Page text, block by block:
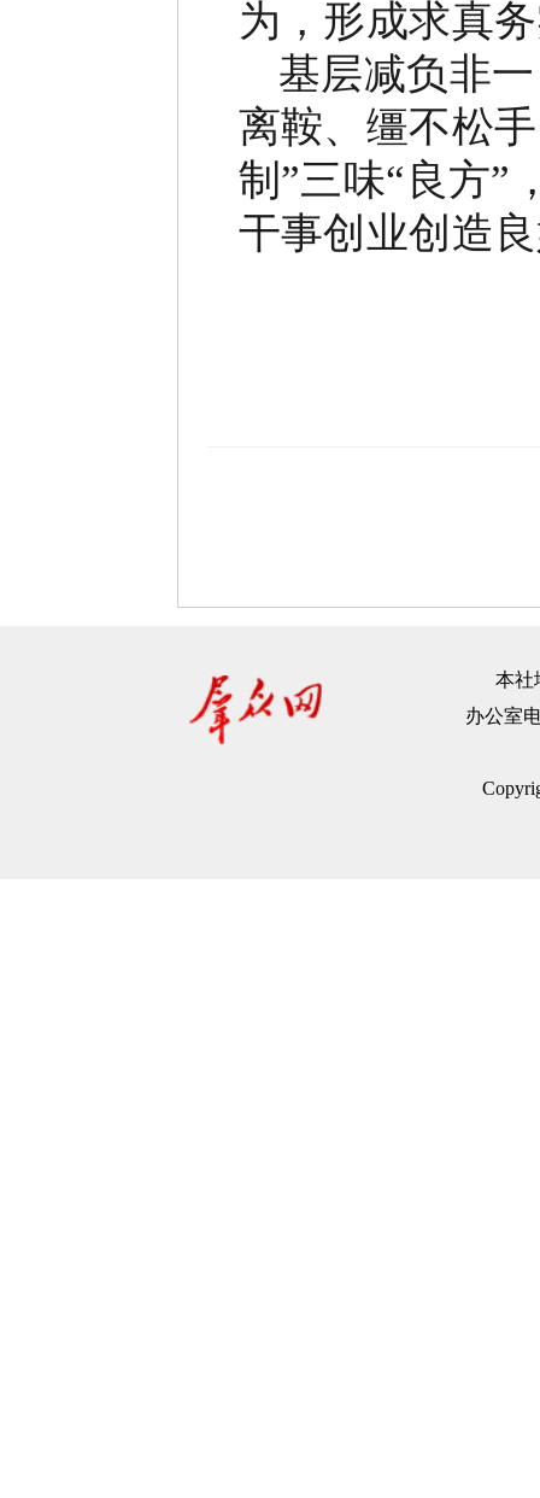
为，形成求真
基层减负非
离鞍、缰不松
制 ”三味“ 良方”
干事创业创造
本社
办公室